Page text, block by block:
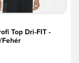
Top Dri-FIT -
Fehér